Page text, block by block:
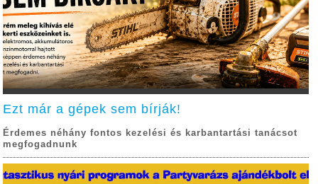
Ezt már a gépek sem bírják!
Érdemes néhány fontos kezelési és karbantartási tanácsot
megfogadnunk